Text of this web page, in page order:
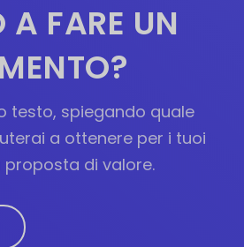
A FARE UN
testo, spiegando quale
a ottenere per i tuoi
di valore.